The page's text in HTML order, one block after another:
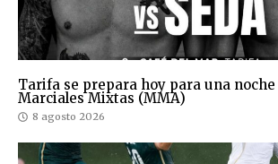
Tarifa se prepara hoy para una
Marciales Mixtas (MMA)
8 agosto 2026